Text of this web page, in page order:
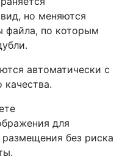
но меняются
файла, по которым
автоматически с
качества.
для
без риска